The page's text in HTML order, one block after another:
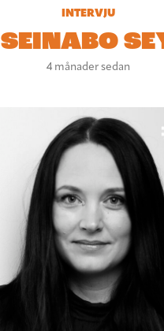
INTERVJU
SEINABO
4 månader sedan